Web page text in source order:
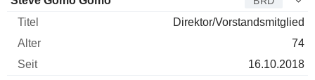
Direktor/Vorstandsmitglied
74
16.10.2018